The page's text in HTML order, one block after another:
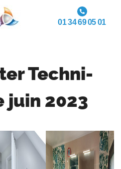
01 34 69 05 01
Techni-
juin 2023